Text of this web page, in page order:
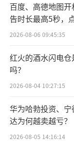
在当下，
而放眼白酒行
期。变局之中
能拨开迷雾、
本届会员
朗润讲座教授
先》的主题分
百度、高德地图
告时长最高5秒，
2026-08-06 09:45:35
红火的酒水闪电
吗？
2026-08-04 10:27:15
华为哈勃投资、
达为何越卖越亏？
2026-08-05 14:16:14